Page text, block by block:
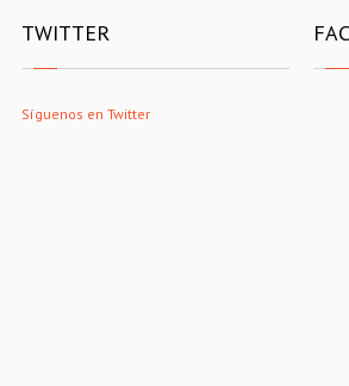
TWITTER
Síguenos en Twitter